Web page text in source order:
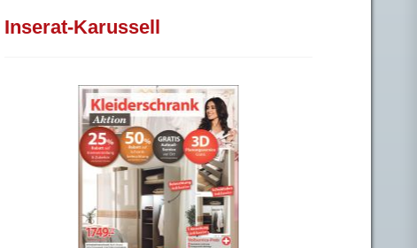
Inserat-Karussell